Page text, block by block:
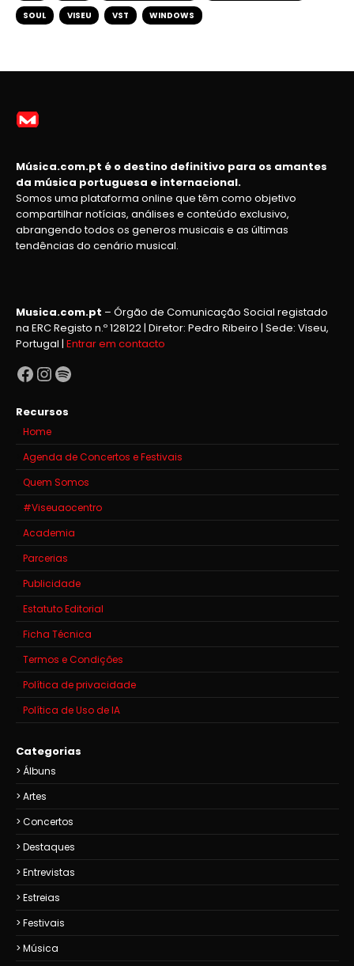
SOUL VISEU VST WINDOWS
Música.com.pt é o destino definitivo para os amantes
da música portuguesa e internacional.
Somos uma plataforma online que têm como objetivo
compartilhar notícias, análises e conteúdo exclusivo,
abrangendo todos os generos musicais e as últimas
tendências do cenário musical.
Musica.com.pt – Órgão de Comunicação Social registado
na ERC Registo n.º 128122 | Diretor: Pedro Ribeiro | Sede: Viseu,
Portugal | Entrar em contacto
Facebook
Instagram
Spotify
Recursos
Home
Agenda de Concertos e Festivais
Quem Somos
#Viseuaocentro
Academia
Parcerias
Publicidade
Estatuto Editorial
Ficha Técnica
Termos e Condições
Política de privacidade
Política de Uso de IA
Categorias
Álbuns
Artes
Concertos
Destaques
Entrevistas
Estreias
Festivais
Música